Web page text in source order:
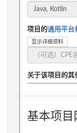
项目的通用平台
显示详细资料
关于该项目的其
基本项目